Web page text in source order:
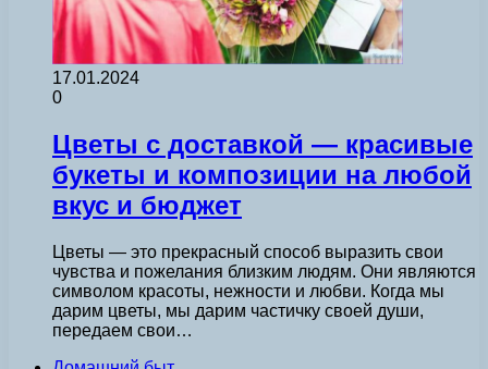
17.01.2024
0
Цветы с доставкой — красивые
букеты и композиции на любой
вкус и бюджет
Цветы — это прекрасный способ выразить свои
чувства и пожелания близким людям. Они являются
символом красоты, нежности и любви. Когда мы
дарим цветы, мы дарим частичку своей души,
передаем свои…